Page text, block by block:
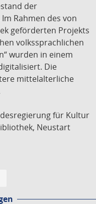
der
Rahmen des von
geförderten Projekts
volkssprachlichen
wurden in einem
Die
mittelalterliche
für Kultur
Neustart